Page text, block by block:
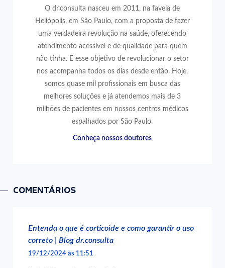
O dr.consulta nasceu em 2011, na favela de
Heliópolis, em São Paulo, com a proposta de fazer
uma verdadeira revolução na saúde, oferecendo
atendimento acessível e de qualidade para quem
não tinha. E esse objetivo de revolucionar o setor
nos acompanha todos os dias desde então. Hoje,
somos quase mil profissionais em busca das
melhores soluções e já atendemos mais de 3
milhões de pacientes em nossos centros médicos
espalhados por São Paulo.
Conheça nossos doutores
COMENTÁRIOS
Entenda o que é corticoide e como garantir o uso
correto | Blog dr.consulta
19/12/2024 às 11:51